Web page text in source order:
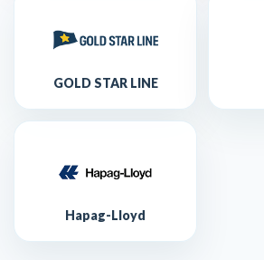
GOLD STAR LINE
Hapag-Lloyd